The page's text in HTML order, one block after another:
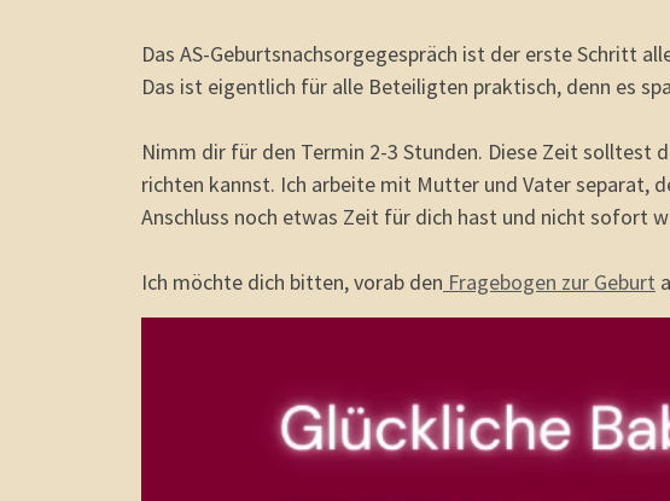
Das AS-Geburtsnachsorgegespräch ist der erste Schritt
Das ist eigentlich für alle Beteiligten praktisch, denn es
Nimm dir für den Termin 2-3 Stunden. Diese Zeit solltest
richten kannst. Ich arbeite mit Mutter und Vater separat,
Anschluss noch etwas Zeit für dich hast und nicht sofort
Ich möchte dich bitten, vorab den Fragebogen zur Geburt